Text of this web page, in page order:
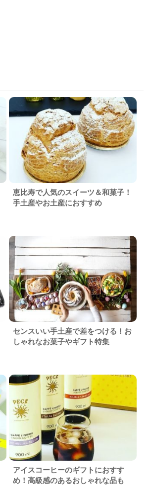
恵比寿で人気のスイーツ＆和菓子！
手土産やお土産におすすめ
センスいい手土産で差をつける！お
しゃれなお菓子やギフト特集
アイスコーヒーのギフトにおすす
め！高級感のあるおしゃれな品も